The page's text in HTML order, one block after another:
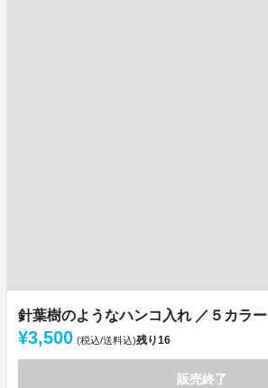
針葉樹のようなハンコ入れ ／５カラー
¥3,500 (税込/送料込)残り16
販売終了